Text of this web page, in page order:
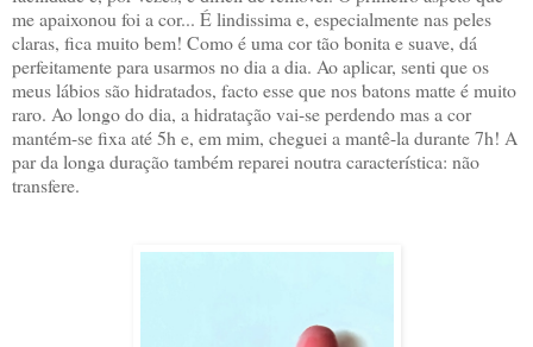
me apaixonou foi a cor... É lindissima e, especialmente nas peles
claras, fica muito bem! Como é uma cor tão bonita e suave, dá
perfeitamente para usarmos no dia a dia. Ao aplicar, senti que os
meus lábios são hidratados, facto esse que nos batons matte é muito
raro. Ao longo do dia, a hidratação vai-se perdendo mas a cor
mantém-se fixa até 5h e, em mim, cheguei a mantê-la durante 7h! A
par da longa duração também reparei noutra característica: não
transfere.